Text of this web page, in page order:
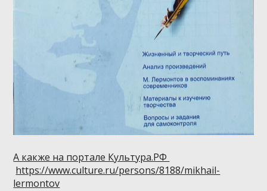
А какже на портале Культура.РФ
https://www.culture.ru/persons/8188/mikhail-
lermontov